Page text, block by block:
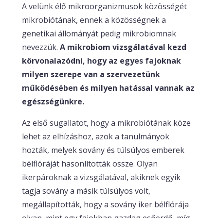
A velünk élő mikroorganizmusok közösségét
mikrobiótának, ennek a közösségnek a
genetikai állományát pedig mikrobiomnak
nevezzük. A mikrobiom vizsgálatával kezd
körvonalazódni, hogy az egyes fajoknak
milyen szerepe van a szervezetünk
működésében és milyen hatással vannak az
egészségünkre.
Az első sugallatot, hogy a mikrobiótának köze
lehet az elhízáshoz, azok a tanulmányok
hozták, melyek sovány és túlsúlyos emberek
bélflóráját hasonlították össze. Olyan
ikerpároknak a vizsgálatával, akiknek egyik
tagja sovány a másik túlsúlyos volt,
megállapították, hogy a sovány iker bélflórája